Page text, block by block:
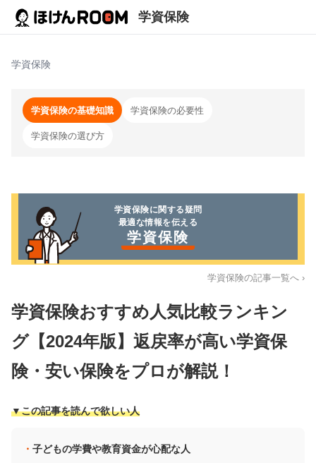
学資保険
学資保険
学資保険の基礎知識 学資保険の必要性
学資保険の選び方
学資保険に関する疑問
最適な情報を伝える
学資保険
学資保険の記事一覧へ ›
学資保険おすすめ人気比較ランキン
グ【2024年版】返戻率が高い学資保
険・安い保険をプロが解説！
▼この記事を読んで欲しい人
子どもの学費や教育資金が心配な人